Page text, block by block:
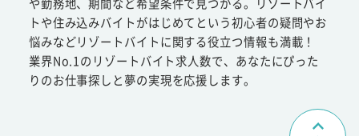
トや住み込みバイトがはじめてという初心者の疑問やお
悩みなどリゾートバイトに関する役立つ情報も満載！
業界No.1のリゾートバイト求人数で、あなたにぴった
りのお仕事探しと夢の実現を応援します。